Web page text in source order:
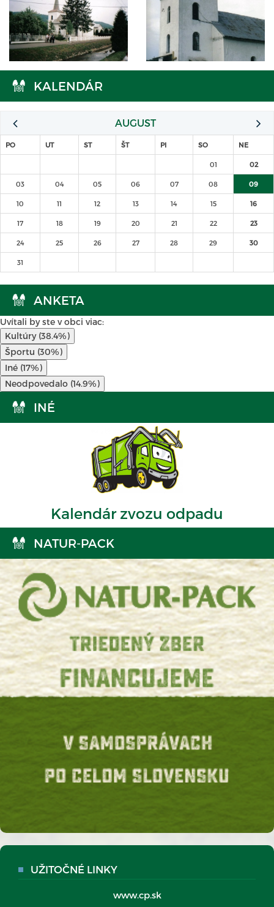
KALENDÁR
AUGUST
PO UT ST ŠT PI SO NE
01 02
03 04 05 06 07 08 09
10 11 12 13 14 15 16
17 18 19 20 21 22 23
24 25 26 27 28 29 30
31
ANKETA
Uvítali by ste v obci viac:
Kultúry (38.4%)
Športu (30%)
Iné (17%)
Neodpovedalo (14.9%)
INÉ
Kalendár zvozu odpadu
NATUR-PACK
UŽITOČNÉ LINKY
www.cp.sk